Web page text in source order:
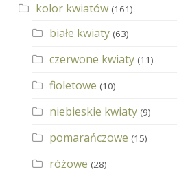
kolor kwiatów (161)
białe kwiaty (63)
czerwone kwiaty (11)
fioletowe (10)
niebieskie kwiaty (9)
pomarańczowe (15)
różowe (28)